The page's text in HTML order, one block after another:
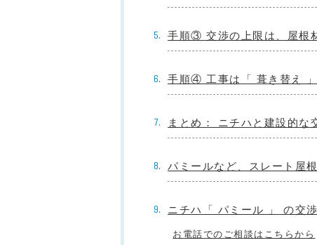
手順③ 交渉の上限は、屋根
手順④ 工事は「 葺き替え
まとめ： ニチハと建設的な
パミールなど、スレート屋
ニチハ「 パミール 」 の交
お電話でのご相談はこちらから